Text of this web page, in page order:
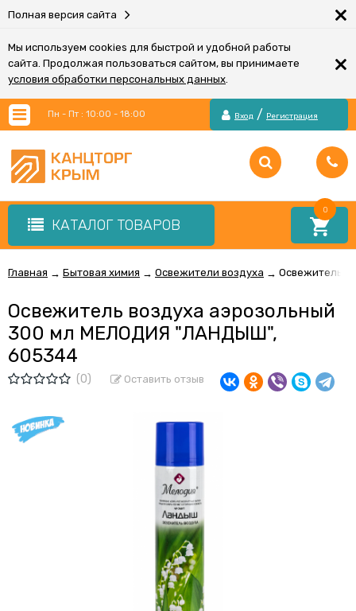
Полная версия сайта ×
Мы используем cookies для быстрой и удобной работы
сайта. Продолжая пользоваться сайтом, вы принимаете
условия обработки персональных данных.
×
Пн - Пт : 10:00 - 18:00 Вход / Регистрация
КАТАЛОГ ТОВАРОВ
0
Главная → Бытовая химия → Освежители воздуха → Освежитель
Освежитель воздуха аэрозольный
300 мл МЕЛОДИЯ "ЛАНДЫШ",
605344
(0) Оставить отзыв